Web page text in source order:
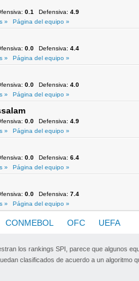
0.1 Defensiva: 4.9
»
Página del equipo »
0.0 Defensiva: 4.4
»
Página del equipo »
0.0 Defensiva: 4.0
»
Página del equipo »
0.0 Defensiva: 4.9
»
Página del equipo »
0.0 Defensiva: 6.4
»
Página del equipo »
0.0 Defensiva: 7.4
»
Página del equipo »
CONMEBOL OFC UEFA
los rankings SPI, parece que algunos
clasificados de acuerdo a un algoritmo